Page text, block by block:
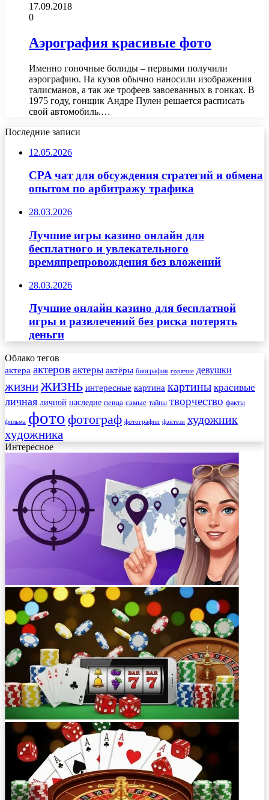
17.09.2018
0
Аэрография красивые фото
Именно гоночные болиды – первыми получили
аэрографию. На кузов обычно наносили изображения
талисманов, а так же трофеев завоеванных в гонках. В
1975 году, гонщик Андре Пулен решается расписать
свой автомобиль.…
Последние записи
12.05.2026
CPA чат для обсуждения стратегий и обмена
опытом по арбитражу трафика
28.03.2026
Лучшие игры казино онлайн для
бесплатного и увлекательного
времяпрепровождения без вложений
28.03.2026
Лучшие онлайн казино для бесплатной
игры и развлечений без риска потерять
деньги
Облако тегов
актера актеров актеры актёры биография горячие девушки
жизнижизнь интересные картина картины красивые
личная личной наследие певца самые тайны творчество факты
фильма фото фотограф фотографии фэнтези художник
художника
Интересное